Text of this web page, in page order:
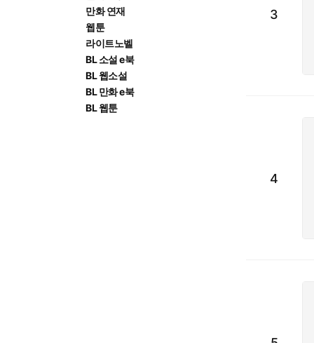
만화 연재
웹툰
라이트노벨
BL 소설 e북
BL 웹소설
BL 만화 e북
BL 웹툰
3
4